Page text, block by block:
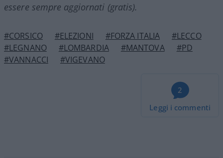
essere sempre aggiornati (gratis).
#CORSICO #ELEZIONI #FORZA ITALIA
#LECCO
#LEGNANO
#LOMBARDIA #MANTOVA
#PD
#VANNACCI
#VIGEVANO
2
Leggi i commenti